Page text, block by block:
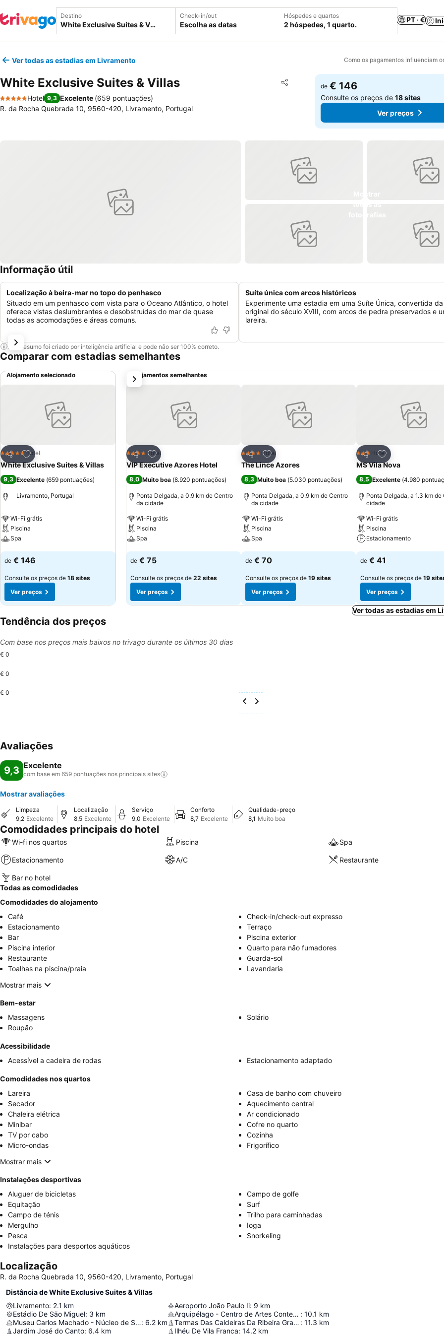
Destino Check-in/out
Escolha as datas
Hóspedes e quartos
2 hóspedes, 1 quarto.
PT · €
Ver todas as estadias em Livramento Como os pagamentos influenciam
White Exclusive Suites & Villas Partilhar
Adicionar aos favoritos
5 Estrelas
Hotel 9,3 Excelente (659 pontuações)
R. da Rocha Quebrada 10, 9560-420, Livramento, Portugal
de € 146
Consulte os preços de18 sites
Ver preços
Informação útil
Localização à beira-mar no topo do penhasco
Situado em um penhasco com vista para o Oceano Atlântico, o hotel
oferece vistas deslumbrantes e desobstruídas do mar de quase
todas as acomodações e áreas comuns.
Suíte única com arcos históricos
Experimente uma estadia em uma Suíte Única, convertida
original do século XVIII, com arcos de pedra preservados e
lareira.
Este resumo foi criado por inteligência artificial e pode não ser 100% correto.
Comparar com estadias semelhantes
Alojamento selecionado
Partilhar
Adicionar aos favoritos
5 EstrelasHotel
White Exclusive Suites & Villas
9,3 Excelente (659 pontuações)
Livramento, Portugal
Wi-Fi grátis
Piscina
Spa
Ver preços
de € 146
Consulte os preços de 18 sites
Ver preços
Alojamentos semelhantes
Partilhar
Adicionar aos favoritos
4 EstrelasHotel
VIP Executive Azores Hotel
8,0 Muito boa (8.920 pontuações)
Ponta Delgada, a 0.9 km de Centro
da cidade
Wi-Fi grátis
Piscina
Spa
Ver preços
de € 75
Consulte os preços de 22 sites
Ver preços
Partilhar
Adicionar aos favoritos
4 EstrelasHotel
The Lince Azores
8,3 Muito boa (5.030 pontuações)
Ponta Delgada, a 0.9 km de Centro
da cidade
Wi-Fi grátis
Piscina
Spa
Ver preços
de € 70
Consulte os preços de 19 sites
Ver preços
Partilhar
Adicionar aos
3 Estrelas
Hotel
MS Vila Nova
8,5 Excelente (4.980
Ponta Delgada, a 1.3 km de
cidade
Wi-Fi grátis
Piscina
Estacionamento
Ver preços
de € 41
Consulte os preços de 19
Ver preços
próximo
Ver todas as estadias em
Tendência dos preços
Com base nos preços mais baixos no trivago durante os últimos 30 dias
€ 0
€ 0
€ 0
Avaliações
9,3 Excelente
com base em 659 pontuações nos principais sites
Mostrar avaliações
Limpeza
9,2 Excelente
Localização
8,5 Excelente
Serviço
9,0 Excelente
Conforto
8,7 Excelente
Qualidade-preço
8,1 Muito boa
Comodidades principais do hotel
Wi-fi nos quartos Piscina Spa
Estacionamento A/C Restaurante
Bar no hotel
Todas as comodidades
Comodidades do alojamento
Café
Check-in/check-out expresso
Estacionamento
Terraço
Bar
Piscina exterior
Piscina interior
Quarto para não fumadores
Restaurante
Guarda-sol
Toalhas na piscina/praia
Lavandaria
Mostrar mais
Bem-estar
Massagens
Solário
Roupão
Acessibilidade
Acessível a cadeira de rodas
Estacionamento adaptado
Comodidades nos quartos
Lareira
Casa de banho com chuveiro
Secador
Aquecimento central
Chaleira elétrica
Ar condicionado
Minibar
Cofre no quarto
TV por cabo
Cozinha
Micro-ondas
Frigorífico
Mostrar mais
Instalações desportivas
Aluguer de bicicletas
Campo de golfe
Equitação
Surf
Campo de ténis
Trilho para caminhadas
Mergulho
Ioga
Pesca
Snorkeling
Instalações para desportos aquáticos
Localização
R. da Rocha Quebrada 10, 9560-420, Livramento, Portugal
Distância de White Exclusive Suites & Villas
Livramento: 2.1 km
Estádio De São Miguel: 3 km
Museu Carlos Machado - Núcleo de Santo André: 6.2 km
Jardim José do Canto: 6.4 km
Aeroporto João Paulo Ii: 9 km
Arquipélago - Centro de Artes Contemporâneas : 10.1 km
Termas Das Caldeiras Da Ribeira Grande : 11.3 km
Ilhéu De Vila Franca: 14.2 km